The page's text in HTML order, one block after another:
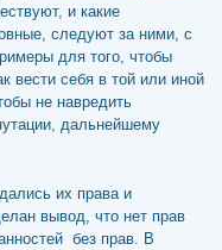
и какие
следуют за ними, с
для того, чтобы
вести себя в той или иной
не навредить
дальнейшему
их права и
вывод, что нет прав
без прав. В